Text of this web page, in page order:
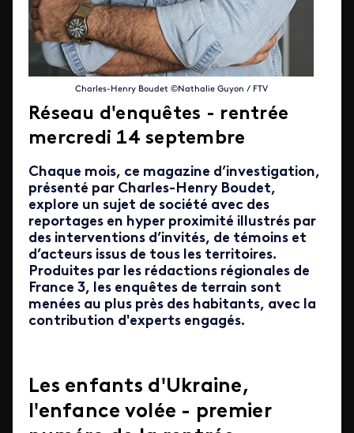
Charles-Henry Boudet ©Nathalie Guyon / FTV
Réseau d'enquêtes - rentrée
mercredi 14 septembre
Chaque mois, ce magazine d’investigation,
présenté par Charles-Henry Boudet,
explore un sujet de société avec des
reportages en hyper proximité illustrés par
des interventions d’invités, de témoins et
d’acteurs issus de tous les territoires.
Produites par les rédactions régionales de
France 3, les enquêtes de terrain sont
menées au plus près des habitants, avec la
contribution d'experts engagés.
Les enfants d'Ukraine,
l'enfance volée - premier